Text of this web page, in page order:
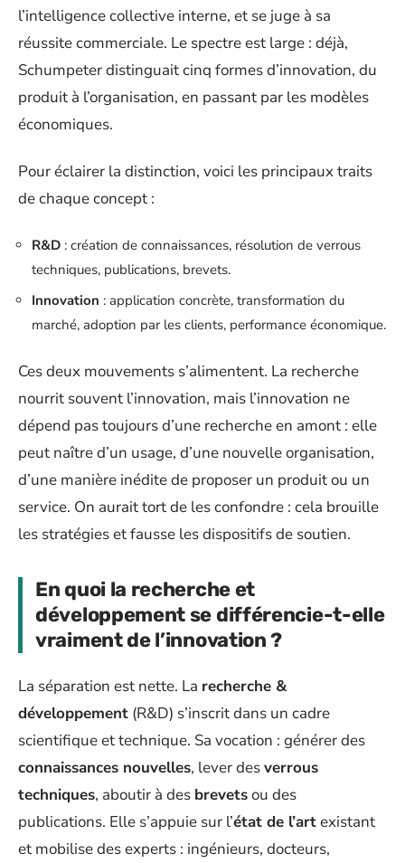
l’intelligence collective interne, et se juge à sa
réussite commerciale. Le spectre est large : déjà,
Schumpeter distinguait cinq formes d’innovation, du
produit à l’organisation, en passant par les modèles
économiques.
Pour éclairer la distinction, voici les principaux traits
de chaque concept :
R&D : création de connaissances, résolution de verrous
techniques, publications, brevets.
Innovation : application concrète, transformation du
marché, adoption par les clients, performance économique.
Ces deux mouvements s’alimentent. La recherche
nourrit souvent l’innovation, mais l’innovation ne
dépend pas toujours d’une recherche en amont : elle
peut naître d’un usage, d’une nouvelle organisation,
d’une manière inédite de proposer un produit ou un
service. On aurait tort de les confondre : cela brouille
les stratégies et fausse les dispositifs de soutien.
En quoi la recherche et
développement se différencie-t-elle
vraiment de l’innovation ?
La séparation est nette. La recherche &
développement (R&D) s’inscrit dans un cadre
scientifique et technique. Sa vocation : générer des
connaissances nouvelles, lever desverrous
techniques, aboutir à des brevetsou des
publications. Elle s’appuie sur l’état de l’artexistant
et mobilise des experts : ingénieurs, docteurs,